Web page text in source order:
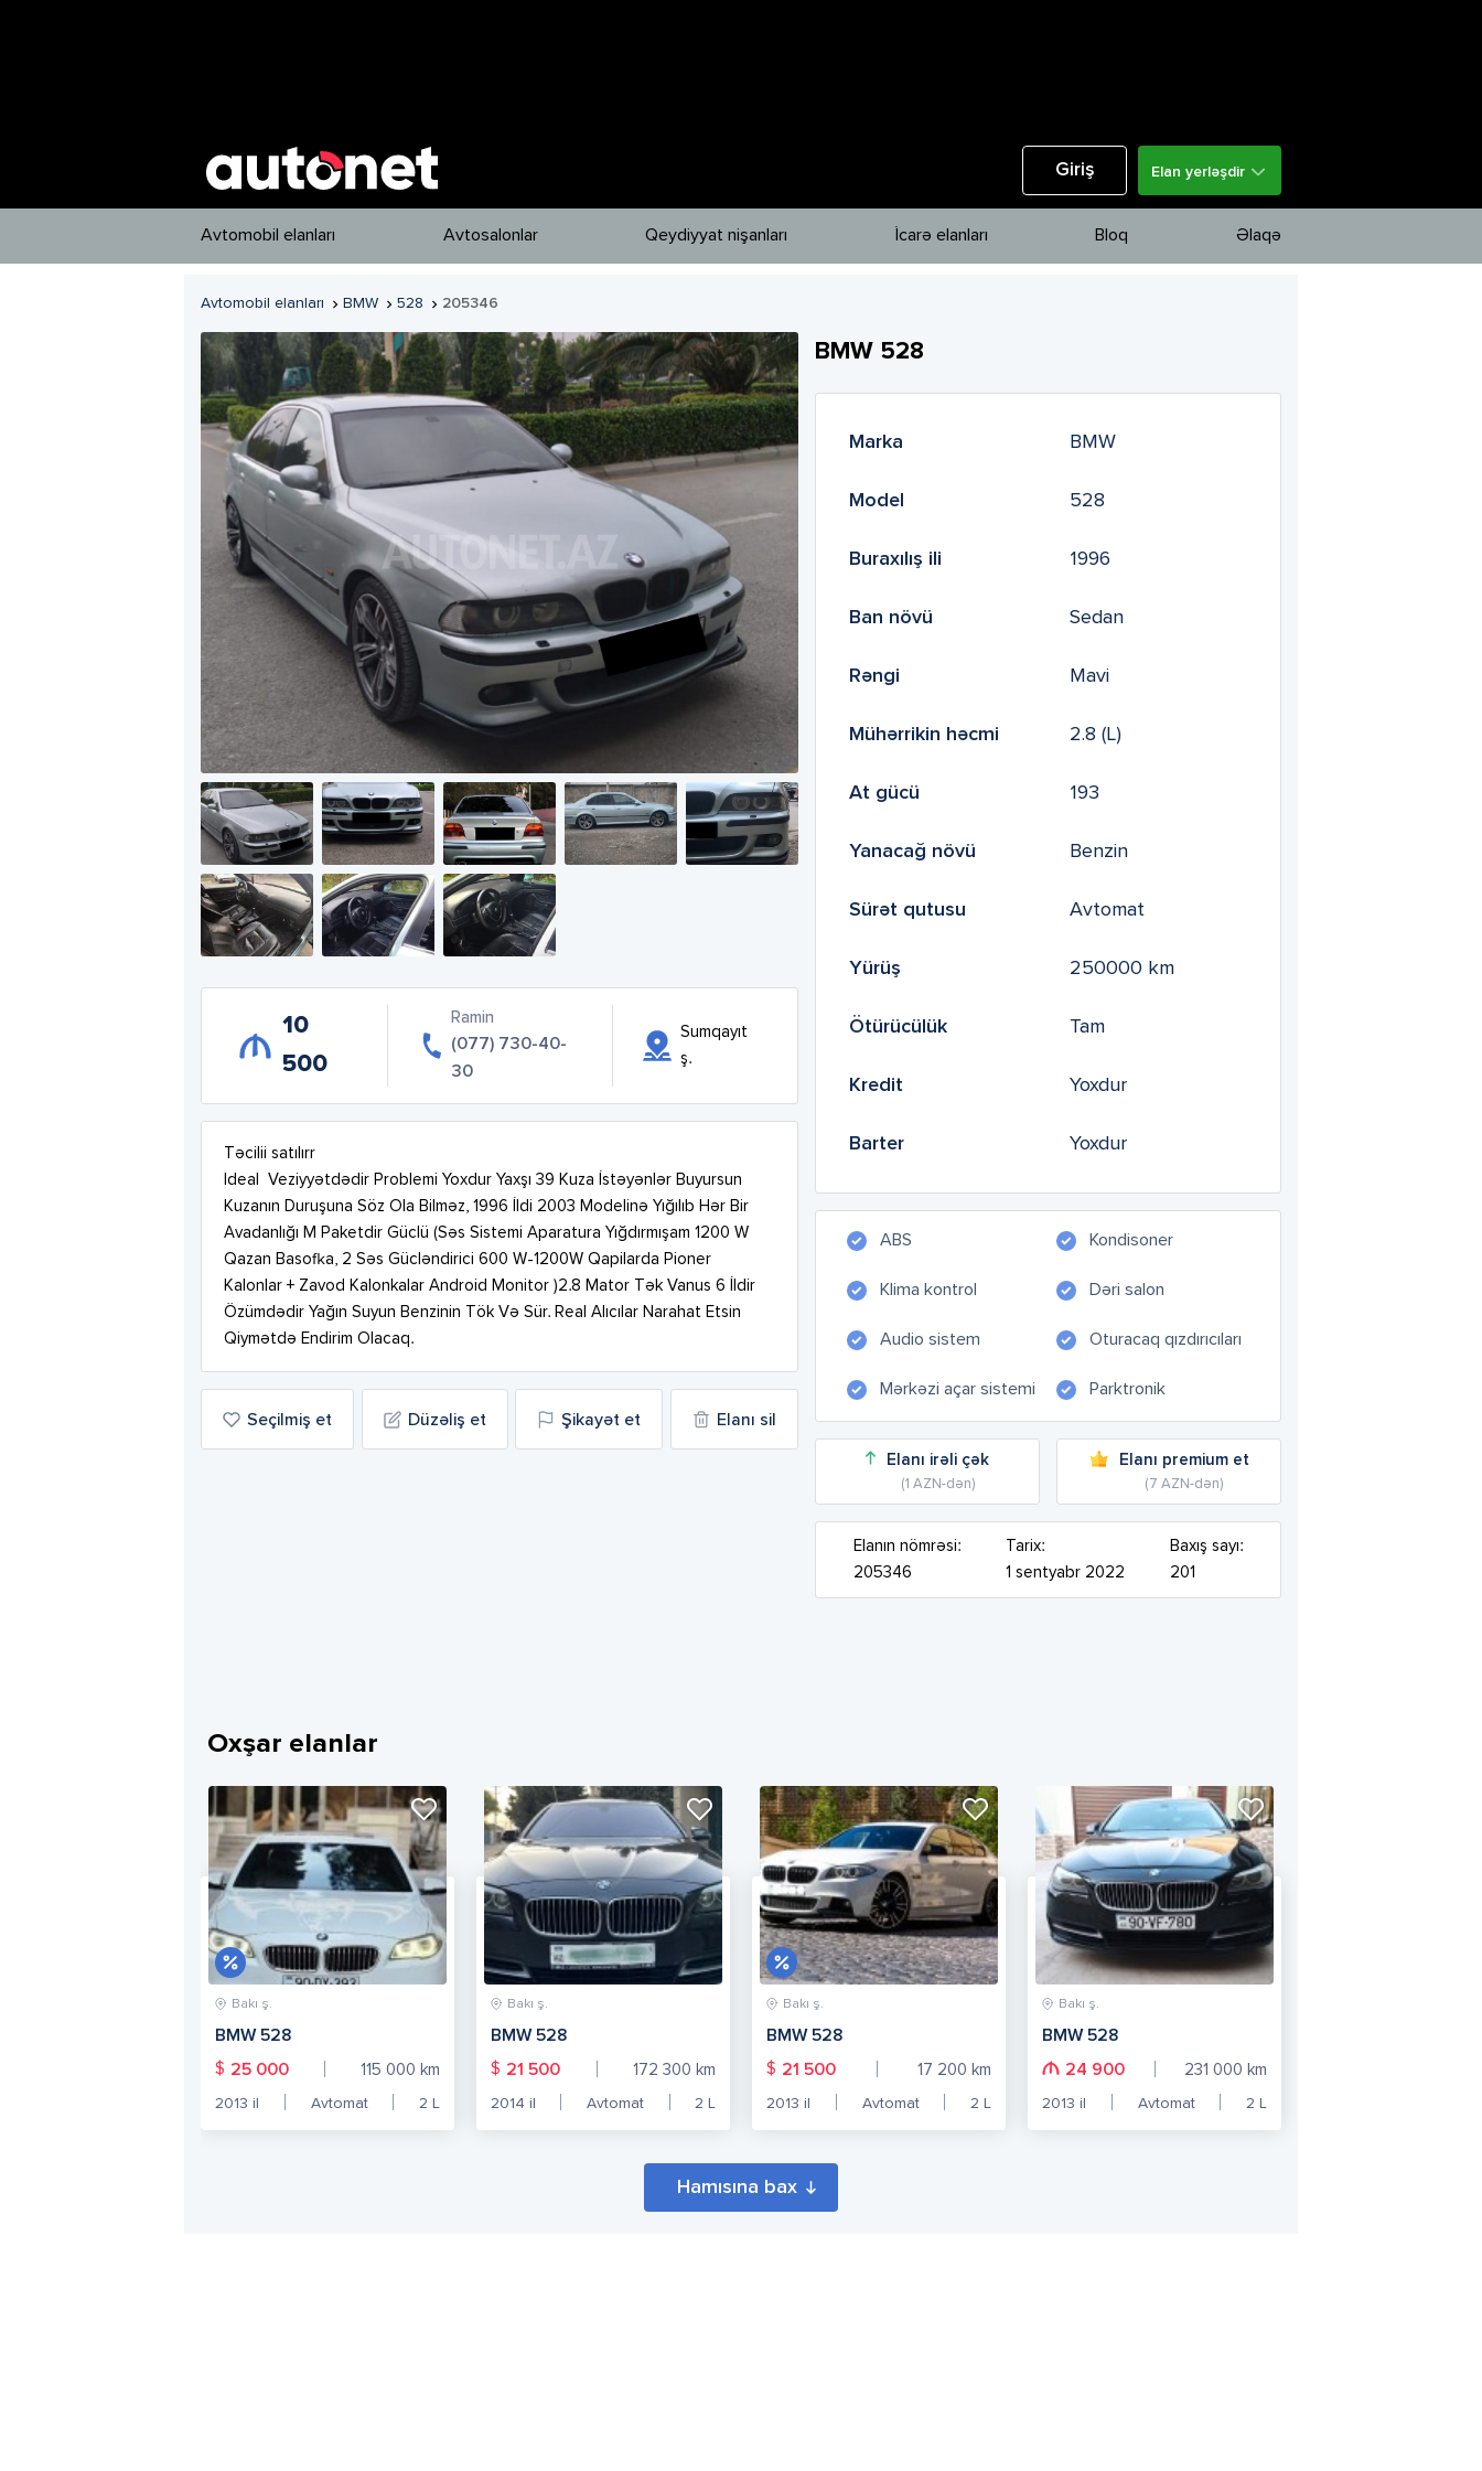
Giriş Elan yerləşdir
Avtomobil elanları Avtosalonlar Qeydiyyat nişanları İcarə elanları Bloq Əlaqə
Avtomobil elanları  BMW  528  205346
10
500
Ramin
(077) 730-40-
30
Sumqayıt
ş.
Təcilii satılırr
Ideal  Veziyyətdədir Problemi Yoxdur Yaxşı 39 Kuza İstəyənlər Buyursun
Kuzanın Duruşuna Söz Ola Bilməz, 1996 İldi 2003 Modelinə Yığılıb Hər Bir
Avadanlığı M Paketdir Güclü (Səs Sistemi Aparatura Yığdırmışam 1200 W
Qazan Basofka, 2 Səs Gücləndirici 600 W-1200W Qapilarda Pioner
Kalonlar + Zavod Kalonkalar Android Monitor )2.8 Mator Tək Vanus 6 İldir
Özümdədir Yağın Suyun Benzinin Tök Və Sür. Real Alıcılar Narahat Etsin
Qiymətdə Endirim Olacaq.
Seçilmiş et Düzəliş et Şikayət et Elanı sil
BMW 528
Marka BMW
Model 528
Buraxılış ili 1996
Ban növü Sedan
Rəngi Mavi
Mühərrikin həcmi 2.8 (L)
At gücü 193
Yanacağ növü Benzin
Sürət qutusu Avtomat
Yürüş 250000 km
Ötürücülük Tam
Kredit Yoxdur
Barter Yoxdur
ABS Kondisoner
Klima kontrol Dəri salon
Audio sistem Oturacaq qızdırıcıları
Mərkəzi açar sistemi Parktronik
Elanı irəli çək
(1 AZN-dən)
Elanı premium et
(7 AZN-dən)
Elanın nömrəsi:
205346
Tarix:
1 sentyabr 2022
Baxış sayı:
201
Oxşar elanlar
Bakı ş.
BMW 528
$ 25 000 115 000 km
2013 il Avtomat 2 L
Bakı ş.
BMW 528
$ 21 500 172 300 km
2014 il Avtomat 2 L
Bakı ş.
BMW 528
$ 21 500 17 200 km
2013 il Avtomat 2 L
Bakı ş.
BMW 528
24 900
231 000 km
2013 il Avtomat 2 L
Hamısına bax